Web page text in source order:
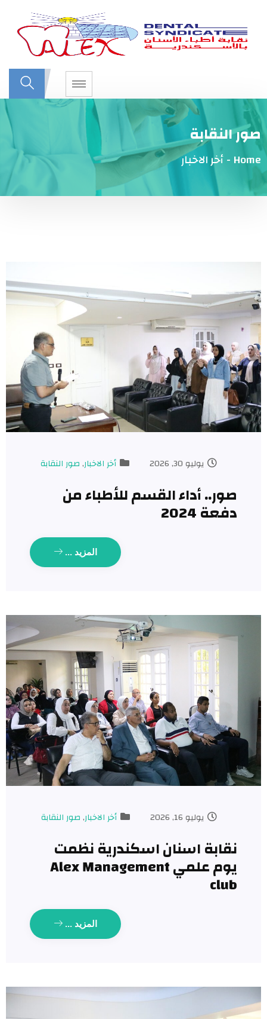
صور النقابة
Home
-أخر الاخبار
يوليو 30, 2026 أخر الاخبار,صور النقابة
صور.. أداء القسم للأطباء من
دفعة 2024
المزيد ...
يوليو 16, 2026 أخر الاخبار,صور النقابة
نقابة اسنان اسكندرية نظمت
يوم علمي Alex Management
club
المزيد ...